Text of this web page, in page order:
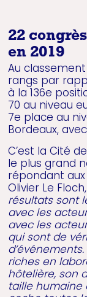
22
en 2019
Au
rangs par
à la 136e
70 au niveau
7e place au
Bordeaux,
C’est la Cité
le plus grand
répondant
Olivier Le
résultats sont
avec les
avec les
qui sont de
riches en
hôtelière, son
taille humaine